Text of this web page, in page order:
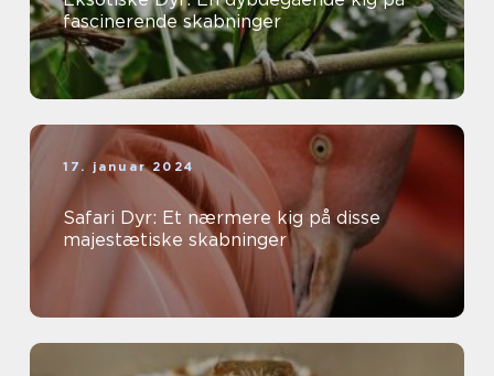
fascinerende skabninger
17. januar 2024
Safari Dyr: Et nærmere kig på disse
majestætiske skabninger